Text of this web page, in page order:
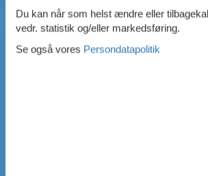
Du kan når som helst ændre eller
vedr. statistik og/eller markedsføring.
Se også vores Persondatapolitik